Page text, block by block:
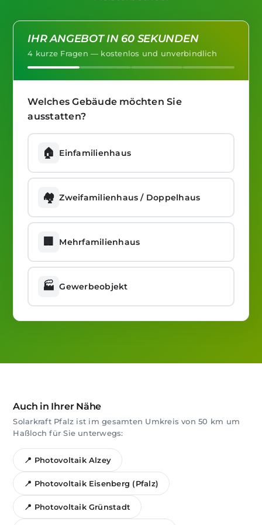
IHR ANGEBOT IN 60 SEKUNDEN
4 kurze Fragen — kostenlos und unverbindlich
Welches Gebäude möchten Sie
ausstatten?
🏠 Einfamilienhaus
🏘️ Zweifamilienhaus / Doppelhaus
🏢 Mehrfamilienhaus
🏭 Gewerbeobjekt
Auch in Ihrer Nähe
Solarkraft Pfalz ist im gesamten Umkreis von 50 km um
Haßloch für Sie unterwegs:
📍 Photovoltaik Alzey
📍 Photovoltaik Eisenberg (Pfalz)
📍 Photovoltaik Grünstadt